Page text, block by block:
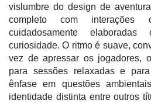
vislumbre do design de
completo com interações
cuidadosamente
curiosidade. O ritmo é suave,
vez de apressar os jogadores,
para sessões relaxadas e
ênfase em questões
identidade distinta entre outros